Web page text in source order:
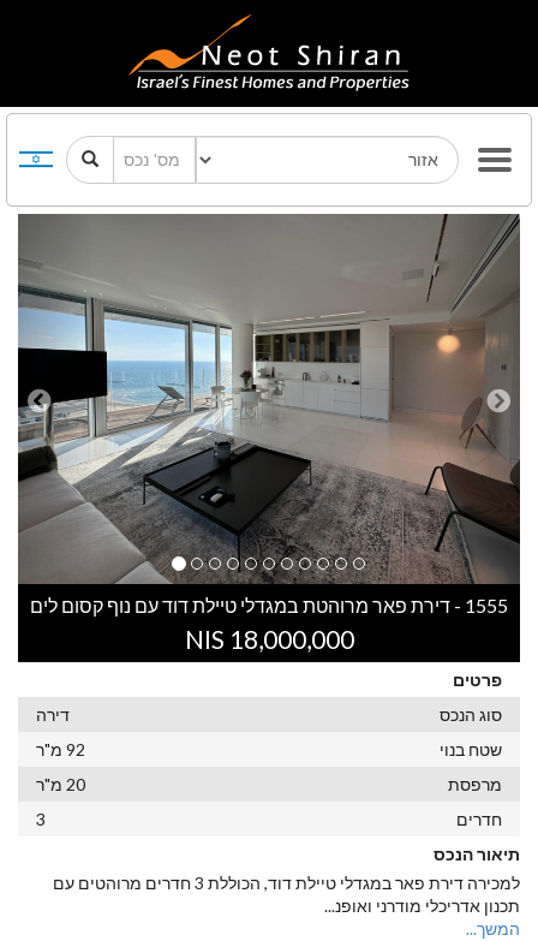
Previous Next
1555 - דירת פאר מרוהטת במגדלי טיילת דוד עם נוף קסום לים
18,000,000 NIS
פרטים
סוג הנכס
דירה
שטח בנוי
92 מ"ר
מרפסת
20 מ"ר
חדרים
3
תיאור הנכס
למכירה דירת פאר במגדלי טיילת דוד, הכוללת 3 חדרים מרוהטים עם
תכנון אדריכלי מודרני ואופנ...
המשך...